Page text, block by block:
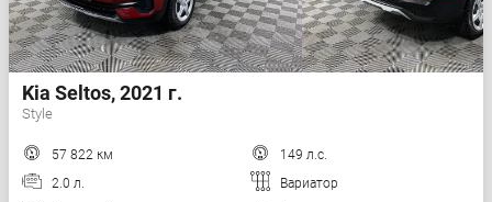
Kia Seltos, 2021 г.
Style
57 822 км
149 л.с.
2.0 л.
Вариатор